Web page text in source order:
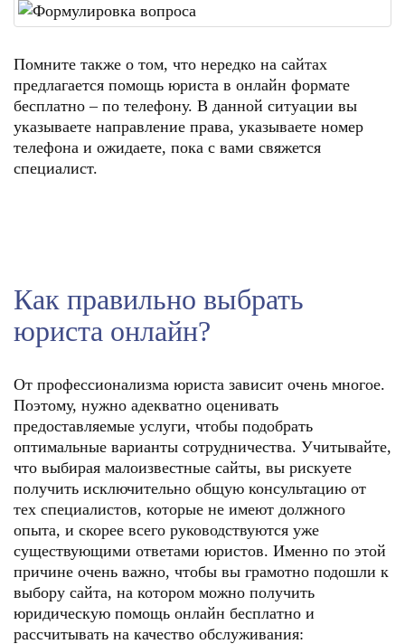
Помните также о том, что нередко на сайтах
предлагается помощь юриста в онлайн формате
бесплатно – по телефону. В данной ситуации вы
указываете направление права, указываете номер
телефона и ожидаете, пока с вами свяжется
специалист.
Как правильно выбрать
юриста онлайн?
От профессионализма юриста зависит очень многое.
Поэтому, нужно адекватно оценивать
предоставляемые услуги, чтобы подобрать
оптимальные варианты сотрудничества. Учитывайте,
что выбирая малоизвестные сайты, вы рискуете
получить исключительно общую консультацию от
тех специалистов, которые не имеют должного
опыта, и скорее всего руководствуются уже
существующими ответами юристов. Именно по этой
причине очень важно, чтобы вы грамотно подошли к
выбору сайта, на котором можно получить
юридическую помощь онлайн бесплатно и
рассчитывать на качество обслуживания: